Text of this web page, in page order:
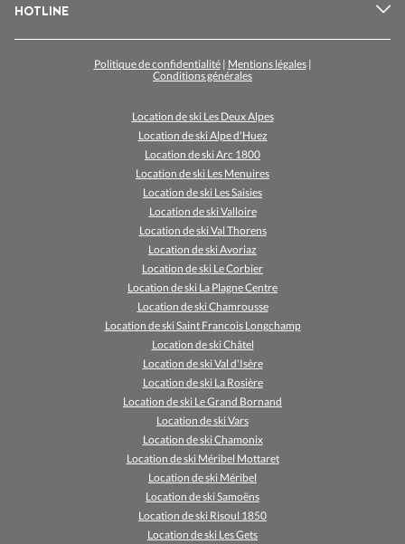
HOTLINE
Politique de confidentialité| Mentions légales|
Conditions générales
Location de ski Les Deux Alpes
Location de ski Alpe d'Huez
Location de ski Arc 1800
Location de ski Les Menuires
Location de ski Les Saisies
Location de ski Valloire
Location de ski Val Thorens
Location de ski Avoriaz
Location de ski Le Corbier
Location de ski La Plagne Centre
Location de ski Chamrousse
Location de ski Saint Francois Longchamp
Location de ski Châtel
Location de ski Val d'Isère
Location de ski La Rosière
Location de ski Le Grand Bornand
Location de ski Vars
Location de ski Chamonix
Location de ski Méribel Mottaret
Location de ski Méribel
Location de ski Samoëns
Location de ski Risoul 1850
Location de ski Les Gets